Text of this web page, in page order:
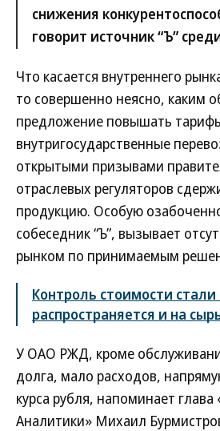
снижения
говорит источник “Ъ”
Что касается внутреннего
то совершенно неясно, каким
предложение повышать
внутригосударственные
открытыми призывами
отраслевых регуляторов
продукцию. Особую
собеседник “Ъ”, вызывает
рынком по принимаемым
Контроль стоимости
распространяется и на
У ОАО РЖД, кроме
долга, мало расходов,
курса рубля, напоминает
Аналитики» Михаил